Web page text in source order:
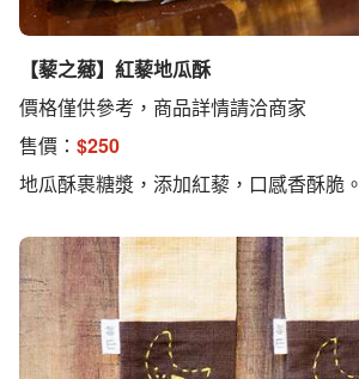
【藜之薌】紅藜地瓜酥
價格僅供參考，商品詳情請洽商家
售價： $250
地瓜酥裹糖漿，添加紅藜，口感香酥脆。